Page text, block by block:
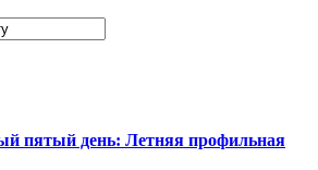
пятый день: Летняя профильная